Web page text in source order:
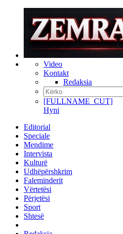
Video
Kontakt
Redaksia
[FULLNAME_CUT]
Hyni
Editorial
Speciale
Mendime
Intervista
Kulturë
Udhëpërshkrim
Faleminderit
Vërtetësi
Përjetësi
Sport
Shtesë